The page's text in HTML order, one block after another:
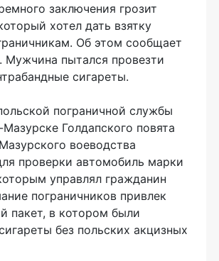
заключения грозит
хотел дать взятку
Об этом сообщает
. Мужчина пытался провезти
сигареты.
пограничной службы
Голдапского повята
воеводства
проверки автомобиль марки
управлял гражданин
пограничников привлек
пакет, в котором были
без польских акцизных